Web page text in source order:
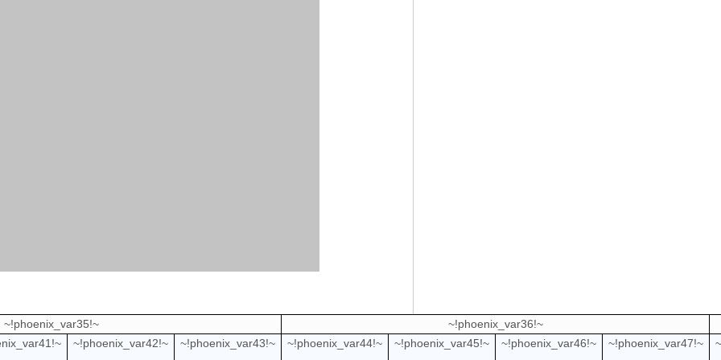
~!phoenix_var35!~
~!phoenix_var36!~
~!phoenix_var42!~ ~!phoenix_var43!~ ~!phoenix_var44!~ ~!phoenix_var45!~ ~!phoenix_var46!~ ~!phoenix_var47!~